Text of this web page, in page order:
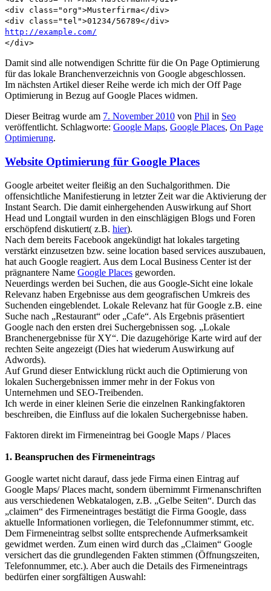
<div class="org">Musterfirma</div>
<div class="tel">01234/56789</div>
http://example.com/
</div>
Damit sind alle notwendigen Schritte für die On Page Optimierung
für das lokale Branchenverzeichnis von Google abgeschlossen.
Im nächsten Artikel dieser Reihe werde ich mich der Off Page
Optimierung in Bezug auf Google Places widmen.
Dieser Beitrag wurde am 7. November 2010 von Phil in Seo
veröffentlicht. Schlagworte: Google Maps, Google Places, On Page
Optimierung.
Website Optimierung für Google Places
Google arbeitet weiter fleißig an den Suchalgorithmen. Die
offensichtliche Manifestierung in letzter Zeit war die Aktivierung der
Instant Search. Die damit einhergehenden Auswirkung auf Short
Head und Longtail wurden in den einschlägigen Blogs und Foren
erschöpfend diskutiert( z.B. hier).
Nach dem bereits Facebook angekündigt hat lokales targeting
verstärkt einzusetzen bzw. seine location based services auszubauen,
hat auch Google reagiert. Aus dem Local Business Center ist der
prägnantere Name Google Places geworden.
Neuerdings werden bei Suchen, die aus Google-Sicht eine lokale
Relevanz haben Ergebnisse aus dem geografischen Umkreis des
Suchenden eingeblendet. Lokale Relevanz hat für Google z.B. eine
Suche nach „Restaurant“ oder „Cafe“. Als Ergebnis präsentiert
Google nach den ersten drei Suchergebnissen sog. „Lokale
Branchenergebnisse für XY“. Die dazugehörige Karte wird auf der
rechten Seite angezeigt (Dies hat wiederum Auswirkung auf
Adwords).
Auf Grund dieser Entwicklung rückt auch die Optimierung von
lokalen Suchergebnissen immer mehr in der Fokus von
Unternehmen und SEO-Treibenden.
Ich werde in einer kleinen Serie die einzelnen Rankingfaktoren
beschreiben, die Einfluss auf die lokalen Suchergebnisse haben.
Faktoren direkt im Firmeneintrag bei Google Maps / Places
1. Beanspruchen des Firmeneintrags
Google wartet nicht darauf, dass jede Firma einen Eintrag auf
Google Maps/ Places macht, sondern übernimmt Firmenanschriften
aus verschiedenen Webkatalogen, z.B. „Gelbe Seiten“. Durch das
„claimen“ des Firmeneintrages bestätigt die Firma Google, dass
aktuelle Informationen vorliegen, die Telefonnummer stimmt, etc.
Dem Firmeneintrag selbst sollte entsprechende Aufmerksamkeit
gewidmet werden. Zum einen wird durch das „Claimen“ Google
versichert das die grundlegenden Fakten stimmen (Öffnungszeiten,
Telefonnummer, etc.). Aber auch die Details des Firmeneintrags
bedürfen einer sorgfältigen Auswahl: